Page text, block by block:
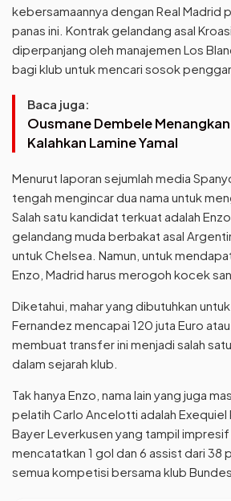
kebersamaannya dengan Real Madrid
panas ini. Kontrak gelandang asal
diperpanjang oleh manajemen Los
bagi klub untuk mencari sosok
Baca juga:
Ousmane Dembele
Kalahkan Lamine Yamal
Menurut laporan sejumlah media
tengah mengincar dua nama untuk
Salah satu kandidat terkuat adalah
gelandang muda berbakat asal
untuk Chelsea. Namun, untuk
Enzo, Madrid harus merogoh kocek
Diketahui, mahar yang dibutuhkan
Fernandez mencapai 120 juta Euro
membuat transfer ini menjadi salah
dalam sejarah klub.
Tak hanya Enzo, nama lain yang juga
pelatih Carlo Ancelotti adalah Exequiel
Bayer Leverkusen yang tampil impresif
mencatatkan 1 gol dan 6 assist dari 38
semua kompetisi bersama klub